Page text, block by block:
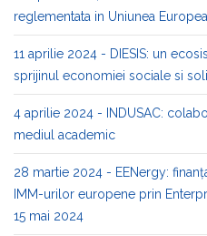
reglementata in Uniunea
11 aprilie 2024 - DIESIS: un
sprijinul economiei sociale si
4 aprilie 2024 - INDUSAC:
mediul academic
28 martie 2024 - EENergy:
IMM-urilor europene prin
15 mai 2024